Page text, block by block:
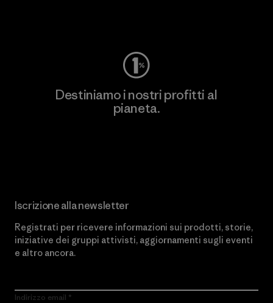
Destiniamo i nostri profitti al
pianeta.
Iscrizione alla newsletter
Registrati per ricevere informazioni sui prodotti, storie,
iniziative dei gruppi attivisti, aggiornamenti sugli eventi
e altro ancora.
Indirizzo email